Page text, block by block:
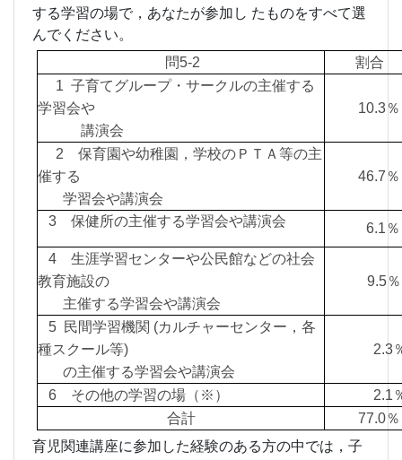
する学習の場で，あなたが参加し たものをすべて選
んでください。
問5-2
割合
1 子育てグループ・サークルの主催する
学習会や
講演会
10.3
2 保育園や幼稚園，学校のＰＴＡ等の主
催する
学習会や講演会
46.7
3 保健所の主催する学習会や講演会
6.1
4 生涯学習センターや公民館などの社会
教育施設の
主催する学習会や講演会
9.5％
5 民間学習機関 (カルチャーセンター，各
種スクール等)
の主催する学習会や講演会
2.3
6 その他の学習の場（※）
2.1
合計
77.0
育児関連講座に参加した経験のある方の中では，子